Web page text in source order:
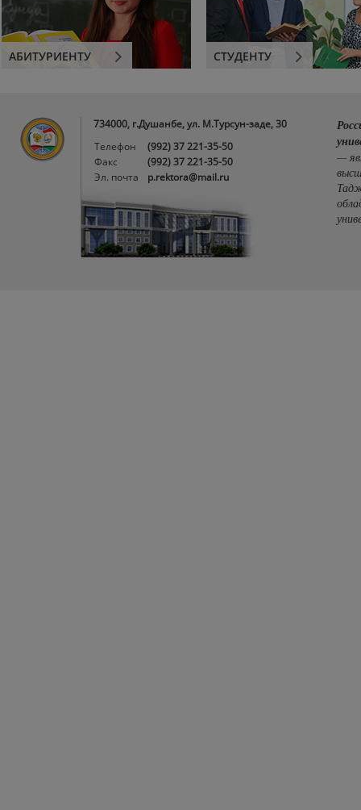
АБИТУРИЕНТУ СТУДЕНТУ
734000, г.Душанбе, ул. М.Турсун-заде, 30
Телефон
(992) 37 221-35-50
Факс
(992) 37 221-35-50
Эл. почта
p.rektora@mail.ru
—